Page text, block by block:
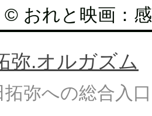
© おれと映画：
弥.オルガズム
拓弥への総合入